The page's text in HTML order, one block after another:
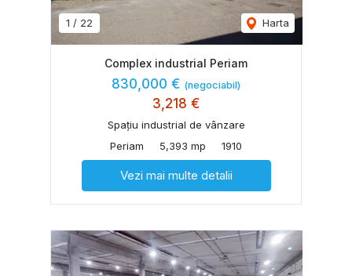
1 / 22 Harta
Complex industrial Periam
830,000 € (negociabil)
3,218 €
Spațiu industrial de vânzare
Periam
5,393 mp 1910
Vezi mai multe detalii